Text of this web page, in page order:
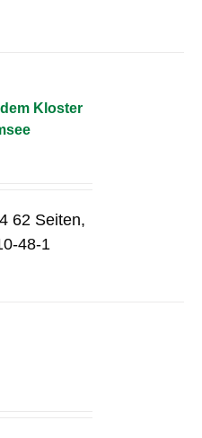
Kloster
62 Seiten,
48-1